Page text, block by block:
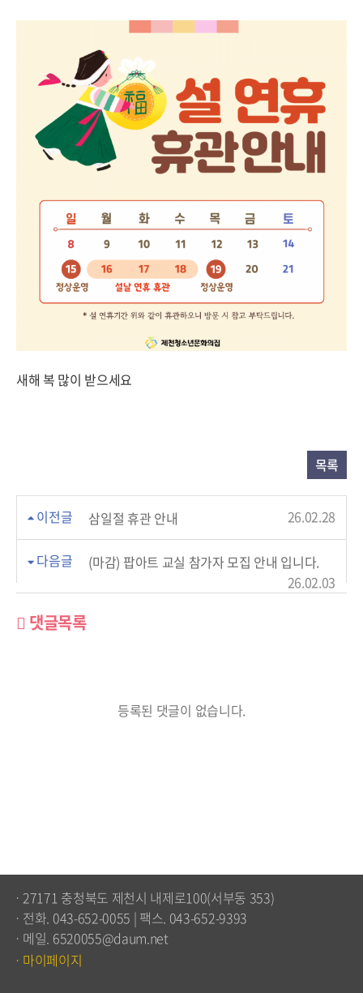
새해 복 많이 받으세요
목록
이전글 삼일절 휴관 안내 26.02.28
다음글
(마감) 팝아트 교실 참가자 모집 안내 입니다.
26.02.03
댓글목록
등록된 댓글이 없습니다.
ㆍ27171 충청북도 제천시 내제로100(서부동 353)
ㆍ전화. 043-652-0055 | 팩스. 043-652-9393
ㆍ메일. 6520055@daum.net
ㆍ마이페이지